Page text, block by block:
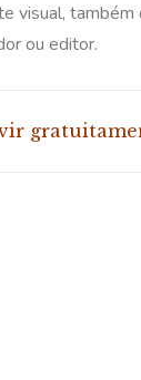
visual, também
ou editor.